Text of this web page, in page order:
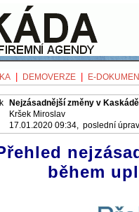
DEMOVERZE E-
Nejzásadnější změny v
Kršek Miroslav
17.01.2020 09:34, poslední
během